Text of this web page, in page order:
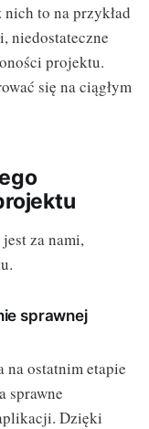
to na przykład
niedostateczne
projektu.
się na ciągłym
za nami,
sprawnej
ostatnim etapie
sprawne
Dzięki